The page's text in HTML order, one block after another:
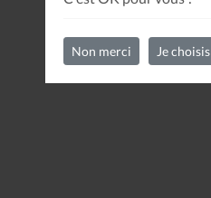
Non merci Je choisis